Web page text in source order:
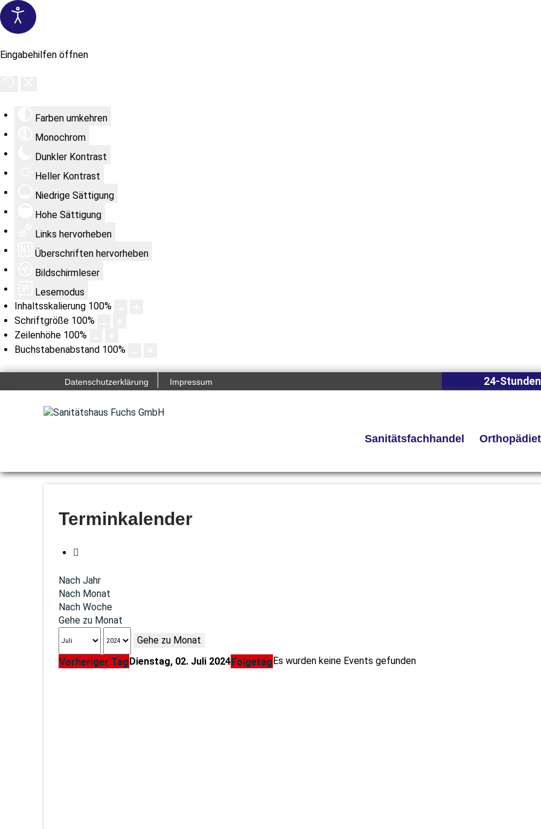
Eingabehilfen öffnen
Farben umkehren
Monochrom
Dunkler Kontrast
Heller Kontrast
Niedrige Sättigung
Hohe Sättigung
Links hervorheben
Überschriften hervorheben
Bildschirmleser
Lesemodus
Inhaltsskalierung 100%
Schriftgröße 100%
Zeilenhöhe 100%
Buchstabenabstand 100%
Datenschutzerklärung Impressum 24-
Sanitätsfachhandel
Terminkalender
Nach Jahr
Nach Monat
Nach Woche
Gehe zu Monat
Gehe zu Monat
Vorheriger TagDienstag, 02. Juli 2024FolgetagEs wurden keine Events gefunden